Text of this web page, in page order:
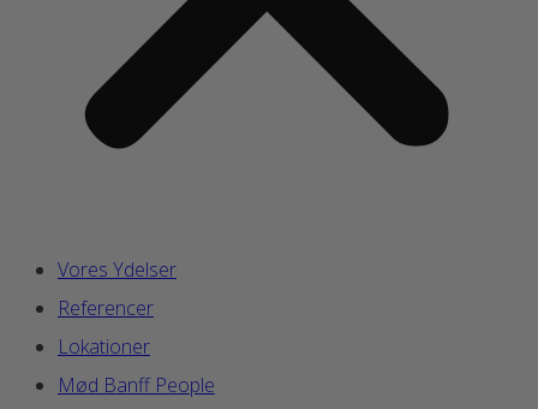
Vores Ydelser
Referencer
Lokationer
Mød Banff People